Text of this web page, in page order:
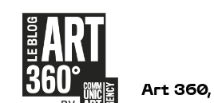
Art